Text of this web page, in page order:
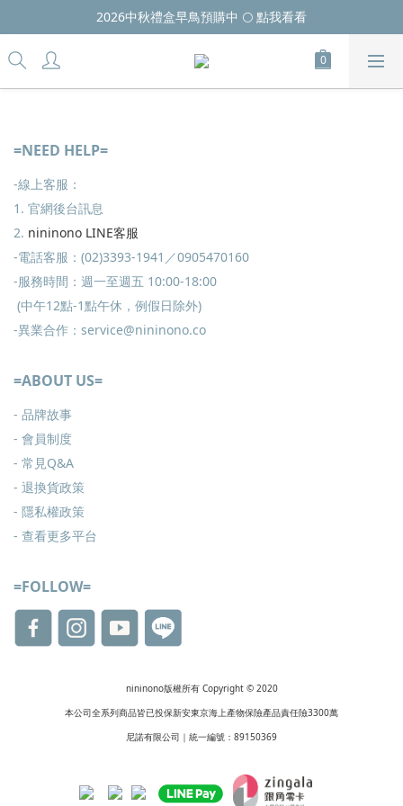
2026中秋禮盒早鳥預購中 🌕 點我看看
=NEED HELP=
-線上客服：
1. 官網後台訊息
2. nininono LINE客服
-電話客服：(02)3393-1941／0905470160
-服務時間：週一至週五 10:00-18:00
(中午12點-1點午休，例假日除外)
-異業合作：service@nininono.co
=ABOUT US=
- 品牌故事
- 會員制度
- 常見Q&A
- 退換貨政策
- 隱私權政策
- 查看更多平台
=FOLLOW=
nininono版權所有 Copyright © 2020
本公司全系列商品皆已投保新安東京海上產物保險產品責任險3300萬
尼諾有限公司｜統一編號：89150369